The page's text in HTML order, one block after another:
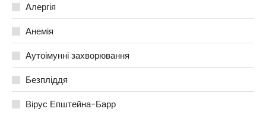
Алергія
Анемія
Аутоімунні захворювання
Безпліддя
Вірус Епштейна-Барр